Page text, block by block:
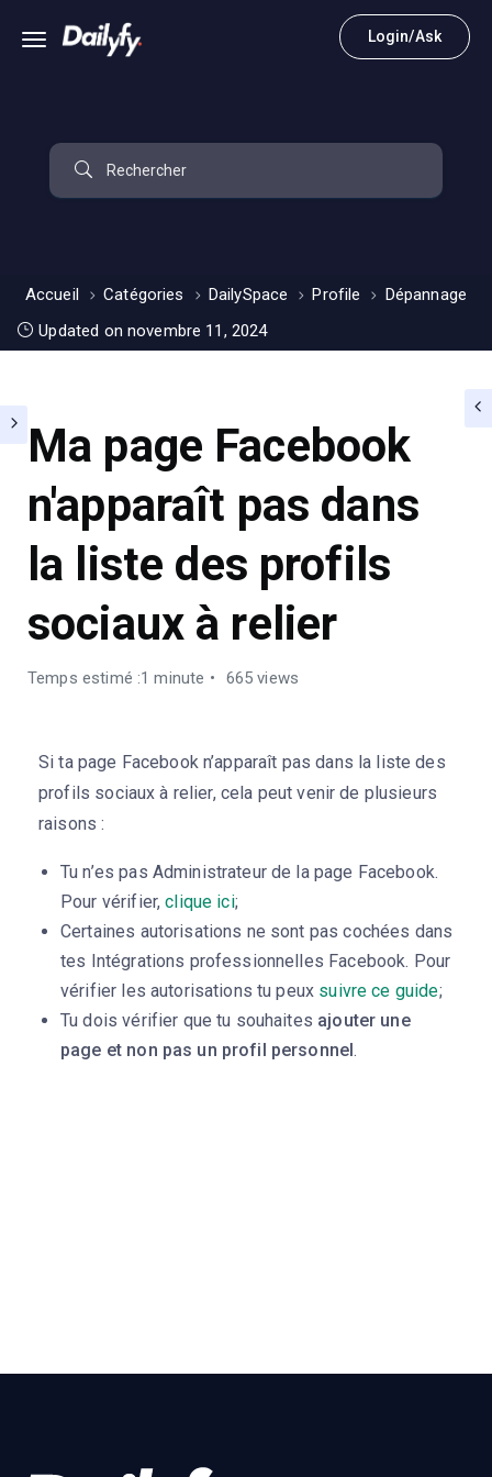
Login/Ask
Accueil Catégories DailySpace Profile
Dépannage
Updated on novembre 11, 2024
Ma page Facebook
n'apparaît pas dans
la liste des profils
sociaux à relier
Temps estimé :1 minute 665 views
Si ta page Facebook n’apparaît pas dans la liste des
profils sociaux à relier, cela peut venir de plusieurs
raisons :
Tu n’es pas Administrateur de la page Facebook.
Pour vérifier,clique ici;
Certaines autorisations ne sont pas cochées dans
tes Intégrations professionnelles Facebook. Pour
vérifier les autorisations tu peux suivre ce guide;
Tu dois vérifier que tu souhaites ajouter une
page et non pas un profil personnel.